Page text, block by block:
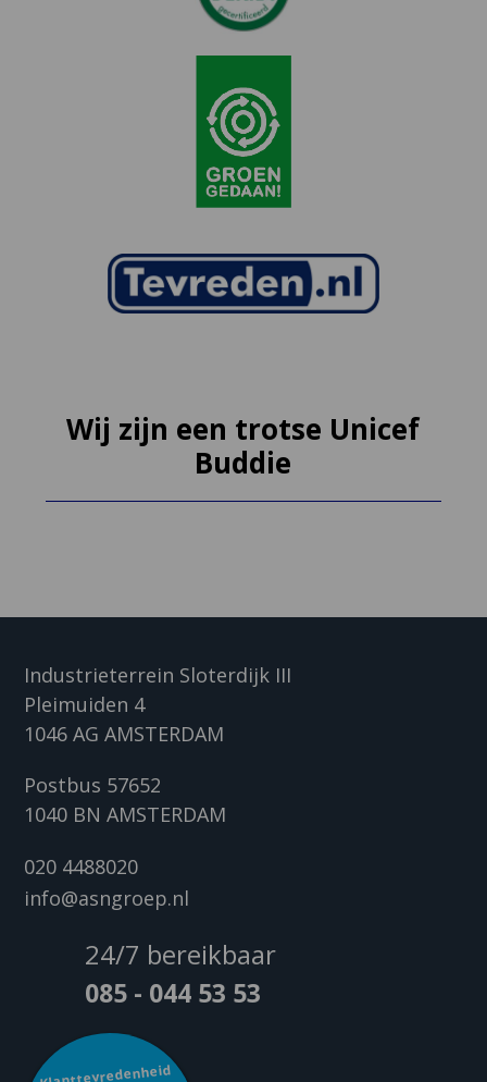
Wij zijn een trotse Unicef
Buddie
Industrieterrein Sloterdijk III
Pleimuiden 4
1046 AG AMSTERDAM
Postbus 57652
1040 BN AMSTERDAM
020 4488020
info@asngroep.nl
24/7 bereikbaar
085 - 044 53 53